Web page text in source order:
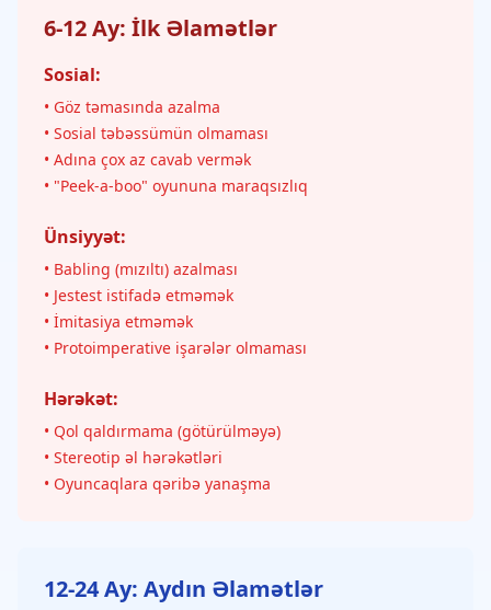
6-12 Ay: İlk Əlamətlər
Sosial:
• Göz təmasında azalma
• Sosial təbəssümün olmaması
• Adına çox az cavab vermək
• "Peek-a-boo" oyununa maraqsızlıq
Ünsiyyət:
• Babling (mızıltı) azalması
• Jestest istifadə etməmək
• İmitasiya etməmək
• Protoimperative işarələr olmaması
Hərəkət:
• Qol qaldırmama (götürülməyə)
• Stereotip əl hərəkətləri
• Oyuncaqlara qəribə yanaşma
12-24 Ay: Aydın Əlamətlər